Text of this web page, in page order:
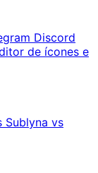
Discord
de ícones e
Sublyna vs